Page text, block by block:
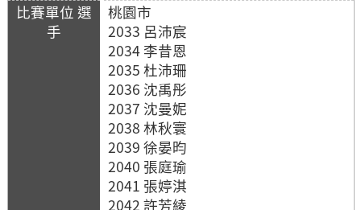
桃園市
2033 呂沛宸
2034 李昔恩
2035 杜沛珊
2036 沈禹彤
2037 沈曼妮
2038 林秋寰
2039 徐晏昀
2040 張庭瑜
2041 張婷淇
2042 許芳綾